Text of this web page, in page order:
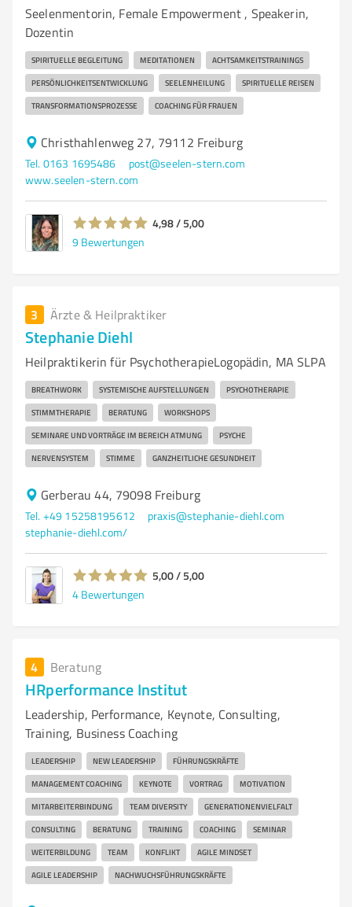
Seelenmentorin, Female Empowerment , Speakerin,
Dozentin
SPIRITUELLE BEGLEITUNG MEDITATIONEN ACHTSAMKEITSTRAININGS
PERSÖNLICHKEITSENTWICKLUNG SEELENHEILUNG SPIRITUELLE REISEN
TRANSFORMATIONSPROZESSE COACHING FÜR FRAUEN
Christhahlenweg 27, 79112 Freiburg
Tel. 0163 1695486
post@seelen-stern.com
www.seelen-stern.com
4,98 / 5,00
9 Bewertungen
3 Ärzte & Heilpraktiker
Stephanie Diehl
Heilpraktikerin für PsychotherapieLogopädin, MA SLPA
BREATHWORK SYSTEMISCHE AUFSTELLUNGEN PSYCHOTHERAPIE
STIMMTHERAPIE BERATUNG WORKSHOPS
SEMINARE UND VORTRÄGE IM BEREICH ATMUNG PSYCHE
NERVENSYSTEM STIMME GANZHEITLICHE GESUNDHEIT
Gerberau 44, 79098 Freiburg
Tel. +49 15258195612
praxis@stephanie-diehl.com
stephanie-diehl.com/
5,00 / 5,00
4 Bewertungen
4 Beratung
HRperformance Institut
Leadership, Performance, Keynote, Consulting,
Training, Business Coaching
LEADERSHIP NEW LEADERSHIP FÜHRUNGSKRÄFTE
MANAGEMENT COACHING KEYNOTE VORTRAG MOTIVATION
MITARBEITERBINDUNG TEAM DIVERSITY GENERATIONENVIELFALT
CONSULTING BERATUNG TRAINING COACHING SEMINAR
WEITERBILDUNG TEAM KONFLIKT AGILE MINDSET
AGILE LEADERSHIP NACHWUCHSFÜHRUNGSKRÄFTE